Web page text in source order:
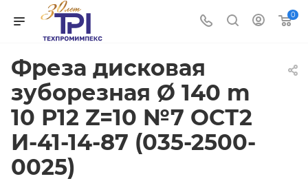
0
Фреза дисковая
зуборезная Ø 140 m
10 Р12 Z=10 №7 ОСТ2
И-41-14-87 (035-2500-
0025)